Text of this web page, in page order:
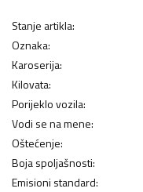
Stanje artikla:
Oznaka:
Karoserija:
Kilovata:
Porijeklo vozila:
Vodi se na mene:
Oštećenje:
Boja spoljašnosti:
Emisioni standard: